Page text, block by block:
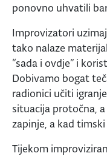
ponovno uhvatili
Improvizatori
tako nalaze
“sada i ovdje” i
Dobivamo bogat
radionici učiti
situacija protočna,
zapinje, a kad
Tijekom